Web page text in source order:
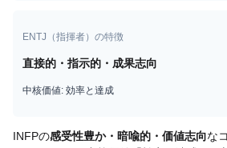
ENTJ （指揮者）の特徴
直接的・指示的・成果志向
中核価値: 効率と達成
INFPの感受性豊か・暗喩的・価値志向な